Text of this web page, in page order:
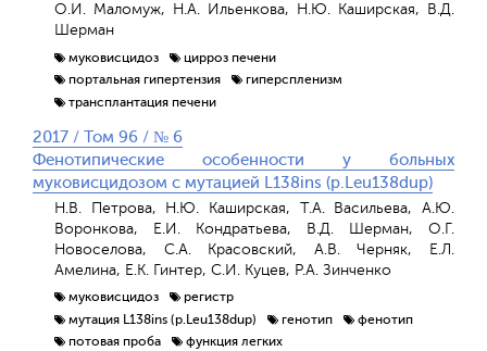
О.И. Маломуж, Н.А. Ильенкова, Н.Ю. Каширская, В.Д.
Шерман
муковисцидоз
цирроз печени
портальная гипертензия
гиперспленизм
трансплантация печени
2017 / Том 96 / № 6
Фенотипические особенности у больных
муковисцидозом с мутацией L138ins (p.Leu138dup)
Н.В. Петрова, Н.Ю. Каширская, Т.А. Васильева, А.Ю.
Воронкова, Е.И. Кондратьева, В.Д. Шерман, О.Г.
Новоселова, С.А. Красовский, А.В. Черняк, Е.Л.
Амелина, Е.К. Гинтер, С.И. Куцев, Р.А. Зинченко
муковисцидоз
регистр
мутация L138ins (p.Leu138dup)
генотип
фенотип
потовая проба
функция легких